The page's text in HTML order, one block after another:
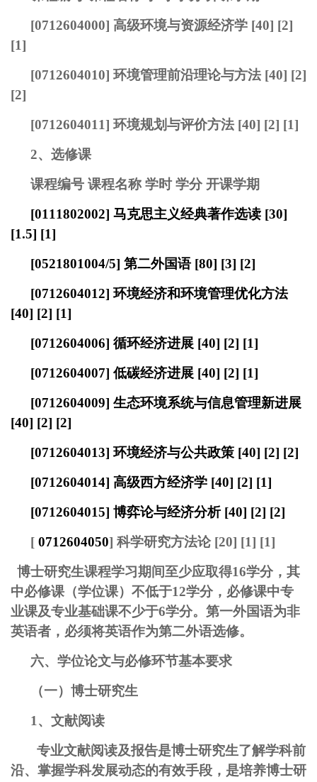
[0712604000] 高级环境与资源经济学 [40] [2]
[1]
[0712604010] 环境管理前沿理论与方法 [40] [2]
[2]
[0712604011] 环境规划与评价方法 [40] [2] [1]
2、选修课
课程编号 课程名称 学时 学分 开课学期
[0111802002] 马克思主义经典著作选读 [30]
[1.5] [1]
[0521801004/5] 第二外国语[80] [3] [2]
[0712604012]环境经济和环境管理优化方法
[40] [2] [1]
[0712604006] 循环经济进展 [40] [2] [1]
[0712604007] 低碳经济进展 [40] [2] [1]
[0712604009] 生态环境系统与信息管理新进展
[40] [2] [2]
[0712604013]环境经济与公共政策 [40] [2] [2]
[0712604014] 高级西方经济学 [40] [2] [1]
[0712604015] 博弈论与经济分析[40] [2] [2]
[ 0712604050] 科学研究方法论 [20] [1] [1]
博士研究生课程学习期间至少应取得16学分，其
中必修课（学位课）不低于12学分，必修课中专
业课及专业基础课不少于6学分。第一外国语为非
英语者，必须将英语作为第二外语选修。
六、学位论文与必修环节基本要求
（一）博士研究生
1、文献阅读
专业文献阅读及报告是博士研究生了解学科前
沿、掌握学科发展动态的有效手段，是培养博士研